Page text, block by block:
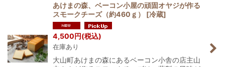
絞り込む
あけまの森、ベーコン小屋の頑固オヤジが作る
スモークチーズ（約460ｇ）
[冷蔵]
4,500円(税込)
在庫あり
大山町あけまの森にあるベーコン小舎の店主山